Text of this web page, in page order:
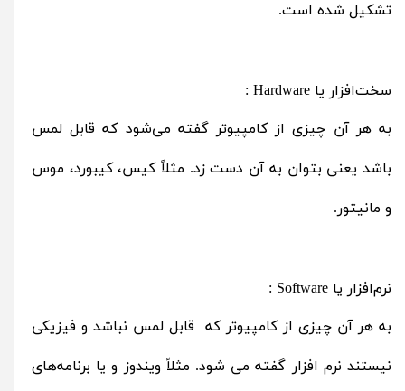
تشکیل‌ شده است.
سخت‌افزار یا Hardware :
به هر آن چیزی از کامپیوتر گفته می‌شود که قابل‌ لمس
باشد یعنی بتوان به آن دست زد. مثلاً کیس، کیبورد، موس
و مانیتور.
نرم‌افزار یا Software :
به هر آن چیزی از کامپیوتر که قابل لمس نباشد و فیزیکی
نیستند نرم افزار گفته می شود. مثلاً ویندوز و یا برنامه‌های